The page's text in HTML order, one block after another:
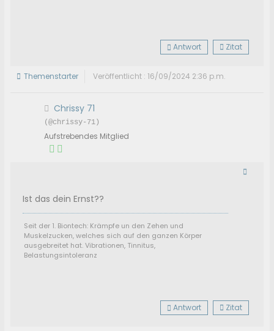
Antwort Zitat
Themenstarter Veröffentlicht : 16/09/2024 2:36 p.m.
Chrissy 71
(@chrissy-71)
Aufstrebendes Mitglied
Ist das dein Ernst??
Seit der 1. Biontech: Krämpfe un den Zehen und
Muskelzucken, welches sich auf den ganzen Körper
ausgebreitet hat. Vibrationen, Tinnitus,
Belastungsintoleranz
Antwort Zitat